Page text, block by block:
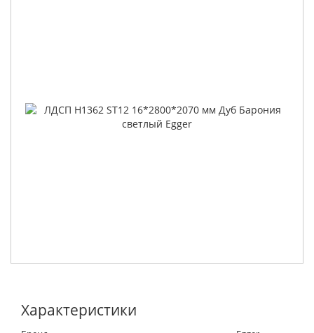
Характеристики